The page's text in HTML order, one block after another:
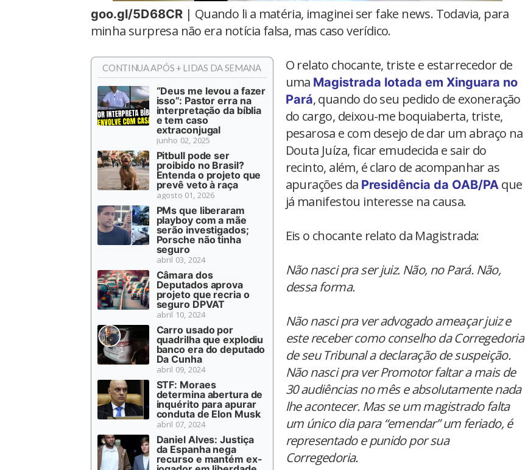
goo.gl/5D68CR| Quando li a matéria, imaginei ser fake news. Todavia, para
minha surpresa não era notícia falsa, mas caso verídico.
CONTINUA APÓS + LIDAS DA SEMANA
“Deus me levou a fazer
isso”: Pastor erra na
interpretação da bíblia
e tem caso
extraconjugal
junho 02, 2025
Pitbull pode ser
proibido no Brasil?
Entenda o projeto que
prevê veto à raça
agosto 01, 2026
PMs que liberaram
playboy com a mãe
serão investigados;
Porsche não tinha
seguro
abril 03, 2024
Câmara dos
Deputados aprova
projeto que recria o
seguro DPVAT
abril 10, 2024
Carro usado por
quadrilha que explodiu
banco era do deputado
Da Cunha
abril 09, 2024
STF: Moraes
determina abertura de
inquérito para apurar
conduta de Elon Musk
abril 07, 2024
Daniel Alves: Justiça
da Espanha nega
recurso e mantém ex-
O relato chocante, triste e estarrecedor de
uma Magistrada lotada em Xinguara no
Pará, quando do seu pedido de exoneração
do cargo, deixou-me boquiaberta, triste,
pesarosa e com desejo de dar um abraço na
Douta Juíza, ficar emudecida e sair do
recinto, além, é claro de acompanhar as
apurações da Presidência da OAB/PAque
já manifestou interesse na causa.
Eis o chocante relato da Magistrada:
Não nasci pra ser juiz. Não, no Pará. Não,
dessa forma.
Não nasci pra ver advogado ameaçar juiz e
este receber como conselho da Corregedoria
de seu Tribunal a declaração de suspeição.
Não nasci pra ver Promotor faltar a mais de
30 audiências no mês e absolutamente nada
lhe acontecer. Mas se um magistrado falta
um único dia para “emendar” um feriado, é
representado e punido por sua
Corregedoria.